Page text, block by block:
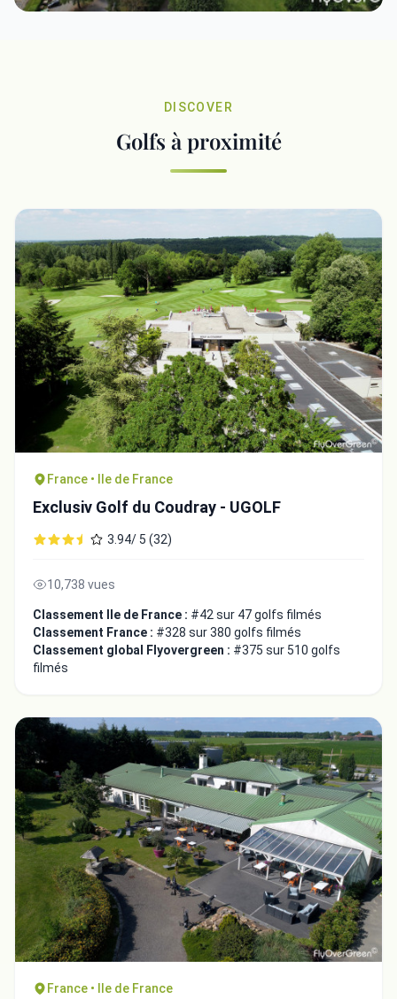
DISCOVER
Golfs à proximité
France • Ile de France
Exclusiv Golf du Coudray - UGOLF
3.94/ 5 (32)
10,738 vues
Classement Ile de France : #42 sur 47 golfs filmés
Classement France : #328 sur 380 golfs filmés
Classement global Flyovergreen : #375 sur 510 golfs
filmés
France • Ile de France